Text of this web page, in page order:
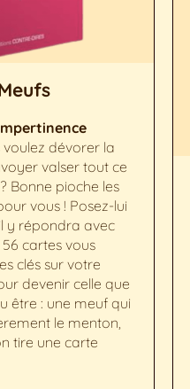
voulez dévorer la
valser tout ce
Bonne pioche les
vous ! Posez-lui
y répondra avec
cartes vous
clés sur votre
devenir celle que
être : une meuf qui
le menton,
tire une carte